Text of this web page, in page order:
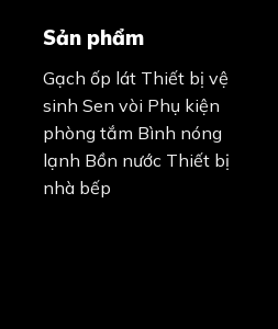
Sản phẩm
Gạch ốp lát Thiết bị vệ
sinh Sen vòi Phụ kiện
phòng tắm Bình nóng
lạnh Bồn nước Thiết bị
nhà bếp